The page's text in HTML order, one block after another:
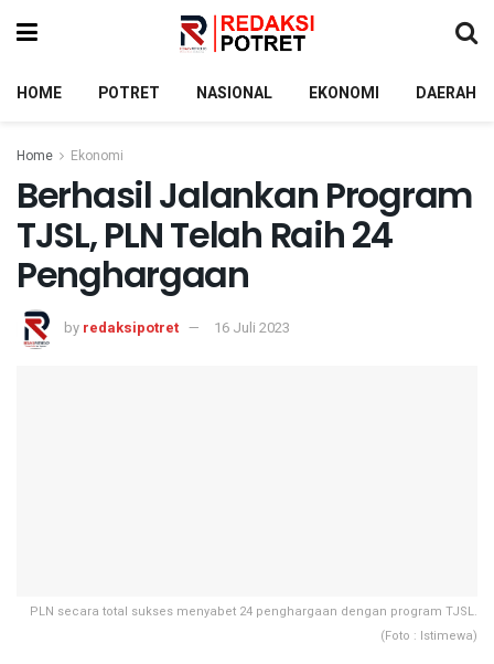
HOME POTRET NASIONAL EKONOMI DAERAH
Home Ekonomi
Berhasil Jalankan Program
TJSL, PLN Telah Raih 24
Penghargaan
by redaksipotret 16 Juli 2023
PLN secara total sukses menyabet 24 penghargaan dengan program TJSL.
(Foto : Istimewa)